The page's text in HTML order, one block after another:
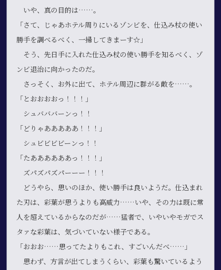
いや、真の目的は……。
「さて、じゃあホテル周りにいるゾンビを、仕込み杖の使い
勝手を調べるべく、一掃してきまーす☆」
そう、先日手に入れた仕込み杖の使い勝手を知るべく、ゾ
ンビ退治に向かったのだ。
さっそく、お外に出て、ホテル周辺に群がる敵を……。
「とおおおおっ！！！」
シュバババーンっ！！
「どりゃあああああ！！！」
シュビビビビーンっ！！
「たああああああっ！！！」
ズパズパズパーーー！！！
どうやら、思いのほか、使い勝手は良いようだ。仕込まれ
た刃は、彩葉が思うよりも高威力……いや、その力は既に常
人を超えているからなのだが……猛者で、いやいやモガでス
タァな彩葉は、気づいていない様子である。
「おおお……思ってたよりもこれ、すごいんだべ……」
思わず、方言が出てしまうくらい、彩葉も驚いているよう